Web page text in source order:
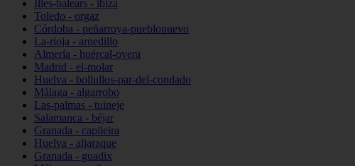
Illes-balears - ibiza
Toledo - orgaz
Córdoba - peñarroya-pueblonuevo
La-rioja - arnedillo
Almería - huércal-overa
Madrid - el-molar
Huelva - bollullos-par-del-condado
Málaga - algarrobo
Las-palmas - tuineje
Salamanca - béjar
Granada - capileira
Huelva - aljaraque
Granada - guadix